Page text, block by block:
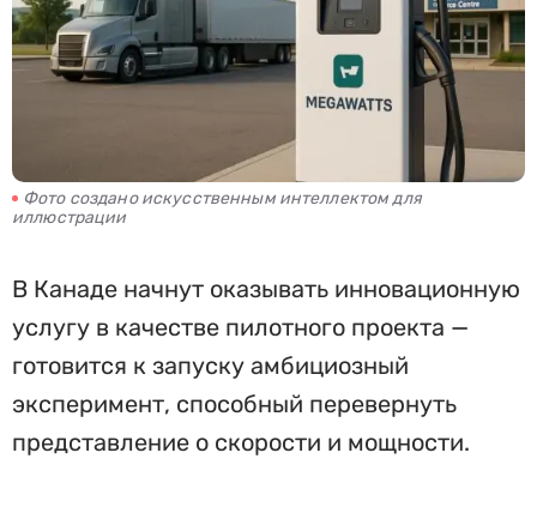
Фото создано искусственным интеллектом для
иллюстрации
В Канаде начнут оказывать инновационную
услугу в качестве пилотного проекта —
готовится к запуску амбициозный
эксперимент, способный перевернуть
представление о скорости и мощности.